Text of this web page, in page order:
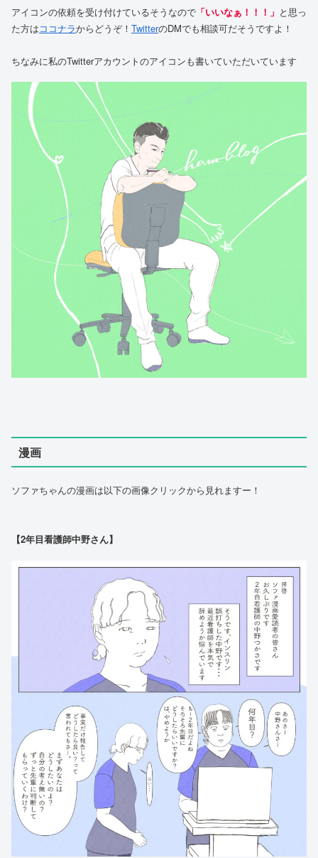
アイコンの依頼を受け付けているそうなので 「いいなぁ！！！」 と思っ
た方はココナラからどうぞ！ TwitterのDMでも相談可だそうですよ！
ちなみに私のTwitterアカウントのアイコンも書いていただいています
漫画
ソファちゃんの漫画は以下の画像クリックから見れますー！
【2年目看護師中野さん】